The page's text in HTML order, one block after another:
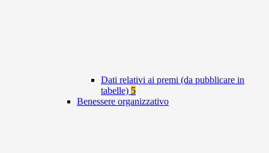
Dati relativi ai premi (da pubblicare in
tabelle) 5
Benessere organizzativo